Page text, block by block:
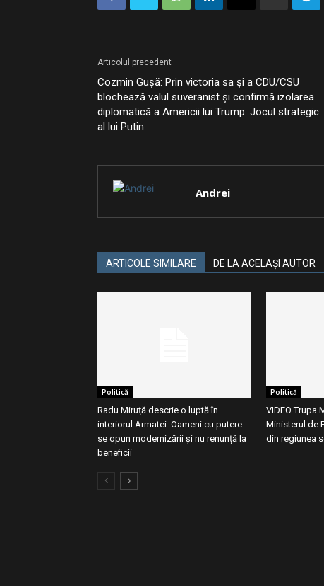
Articolul precedent
Cozmin Gușă: Prin victoria sa și a CDU/CSU
blochează valul suveranist și confirmă izolarea
diplomatică a Americii lui Trump. Jocul strategic
al lui Putin
Andrei
ARTICOLE SIMILARE DE LA ACELAȘI AUTOR
Politică
Radu Miruță descrie o luptă în
interiorul Armatei: Oameni cu putere
se opun modernizării și nu renunță la
beneficii
Politică
VIDEO Trupa
Ministerul de
din regiunea